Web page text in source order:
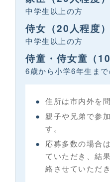
中学生以上の方
侍女（20人程度）
中学生以上の方
侍童・侍女童（10
6歳から小学6年生ま
住所は市内外を
親子や兄弟で参
す。
応募多数の場合
ていただき、結
絡させていただき